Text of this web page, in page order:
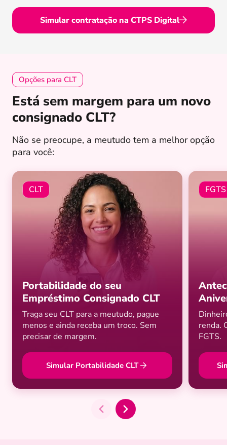
Simular contratação na CTPS Digital
Opções para CLT
Está sem margem para um novo
consignado CLT?
Não se preocupe, a meutudo tem a melhor opção
para você:
CLT
Portabilidade do seu
Empréstimo Consignado CLT
Traga seu CLT para a meutudo, pague
menos e ainda receba um troco. Sem
precisar de margem.
Simular Portabilidade CLT
FGTS
renda.
FGTS.